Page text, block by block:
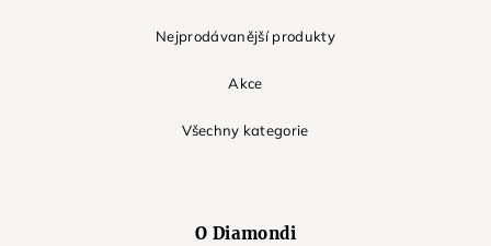
Nejprodávanější produkty
Akce
Všechny kategorie
O Diamondi